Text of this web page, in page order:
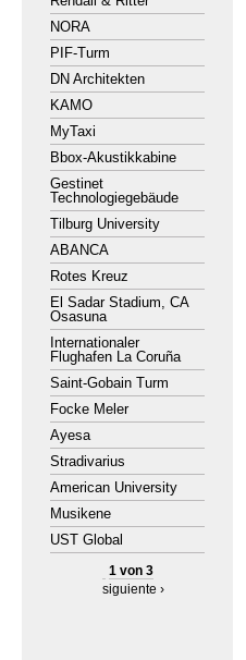
NORA
PIF-Turm
DN Architekten
KAMO
MyTaxi
Bbox-Akustikkabine
Gestinet
Technologiegebäude
Tilburg University
ABANCA
Rotes Kreuz
El Sadar Stadium, CA
Osasuna
Internationaler
Flughafen La Coruña
Saint-Gobain Turm
Focke Meler
Ayesa
Stradivarius
American University
Musikene
UST Global
1 von 3
siguiente ›